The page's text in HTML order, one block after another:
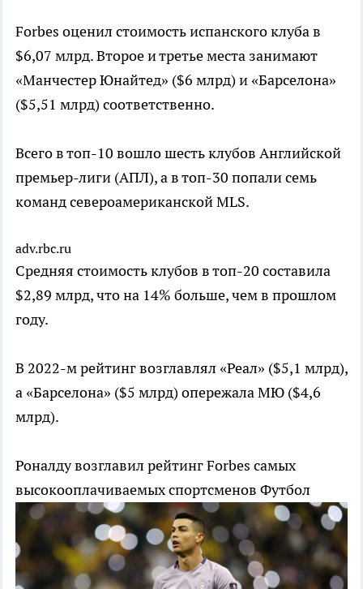
Forbes оценил стоимость испанского клуба в
$6,07 млрд. Второе и третье места занимают
«Манчестер Юнайтед» ($6 млрд) и «Барселона»
($5,51 млрд) соответственно.
Всего в топ-10 вошло шесть клубов Английской
премьер-лиги (АПЛ), а в топ-30 попали семь
команд североамериканской MLS.
adv.rbc.ru
Средняя стоимость клубов в топ-20 составила
$2,89 млрд, что на 14% больше, чем в прошлом
году.
В 2022-м рейтинг возглавлял «Реал» ($5,1 млрд),
а «Барселона» ($5 млрд) опережала МЮ ($4,6
млрд).
Роналду возглавил рейтинг Forbes самых
высокооплачиваемых спортсменов Футбол